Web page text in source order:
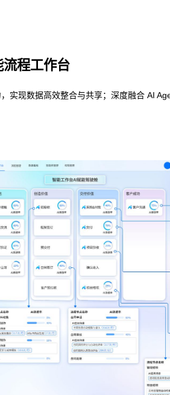
程工作台
实现数据高效整合与共享；深度融合 AI
差异
视化呈现，清晰展示流程的各
所处阶段
标数据，定位瓶颈并提供流程
数设置等方式即可快速定义业